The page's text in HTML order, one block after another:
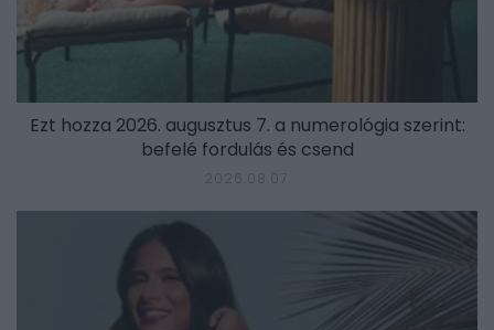
Ezt hozza 2026. augusztus 7. a numerológia szerint:
befelé fordulás és csend
2026.08.07.